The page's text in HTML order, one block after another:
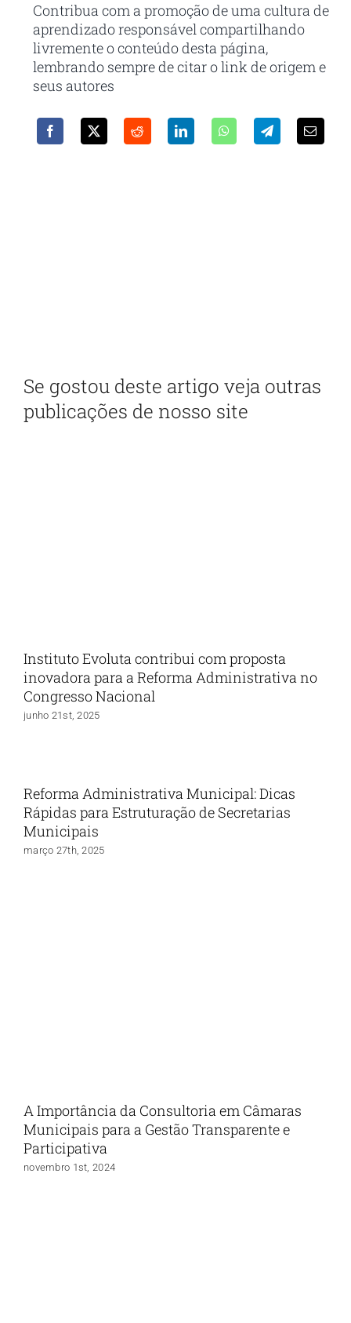
Contribua com a promoção de uma cultura de
aprendizado responsável compartilhando
livremente o conteúdo desta página,
lembrando sempre de citar o link de origem e
seus autores
Se gostou deste artigo veja outras
publicações de nosso site
Instituto Evoluta contribui com proposta
inovadora para a Reforma Administrativa no
Congresso Nacional
junho 21st, 2025
Reforma Administrativa Municipal: Dicas
Rápidas para Estruturação de Secretarias
Municipais
março 27th, 2025
A Importância da Consultoria em Câmaras
Municipais para a Gestão Transparente e
Participativa
novembro 1st, 2024